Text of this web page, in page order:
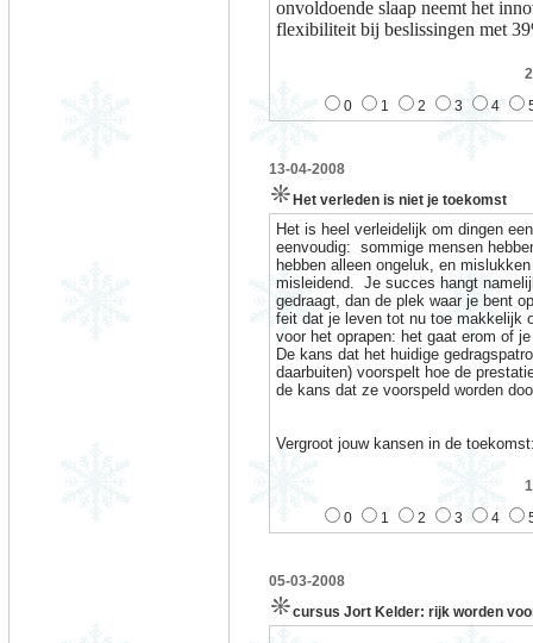
onvoldoende slaap neemt het
flexibiliteit bij beslissingen met
0
1 2 3 4
13-04-2008
Het verleden is niet je toekomst
Het is heel verleidelijk om dingen
eenvoudig: sommige mensen
hebben alleen ongeluk, en
misleidend.
Je succes hangt
gedraagt, dan de plek waar je bent
feit dat je leven tot nu toe makkelijk
voor het oprapen: het gaat erom of
De kans dat het huidige
daarbuiten) voorspelt hoe de
de kans dat ze voorspeld worden
Vergroot jouw kansen in de
0
1 2 3 4
05-03-2008
cursus Jort Kelder: rijk worden